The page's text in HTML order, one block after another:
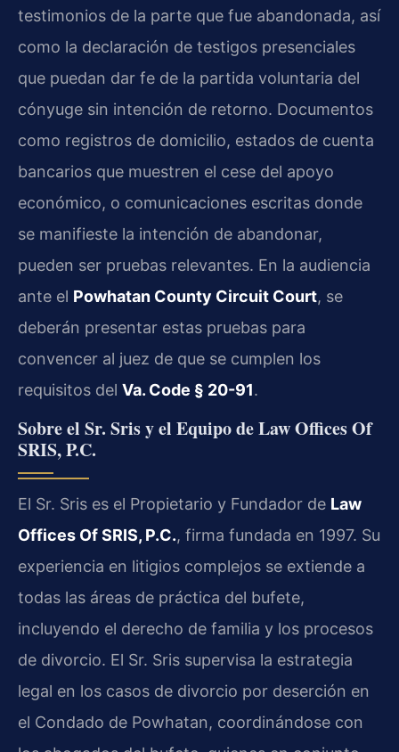
testimonios de la parte que fue abandonada, así
como la declaración de testigos presenciales
que puedan dar fe de la partida voluntaria del
cónyuge sin intención de retorno. Documentos
como registros de domicilio, estados de cuenta
bancarios que muestren el cese del apoyo
económico, o comunicaciones escritas donde
se manifieste la intención de abandonar,
pueden ser pruebas relevantes. En la audiencia
ante el Powhatan County Circuit Court, se
deberán presentar estas pruebas para
convencer al juez de que se cumplen los
requisitos del Va. Code § 20-91.
Sobre el Sr. Sris y el Equipo de Law Offices Of
SRIS, P.C.
El Sr. Sris es el Propietario y Fundador de Law
Offices Of SRIS, P.C., firma fundada en 1997. Su
experiencia en litigios complejos se extiende a
todas las áreas de práctica del bufete,
incluyendo el derecho de familia y los procesos
de divorcio. El Sr. Sris supervisa la estrategia
legal en los casos de divorcio por deserción en
el Condado de Powhatan, coordinándose con